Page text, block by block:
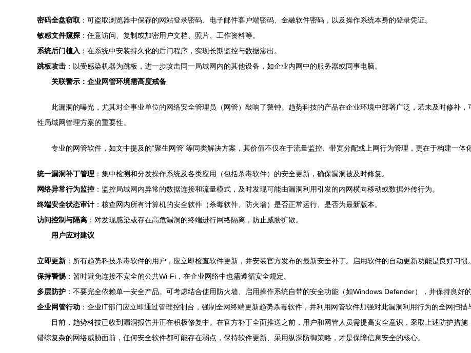
密码全盘窃取 ：可盗取浏览器中保存的网站登录密码、电子邮件客户端密码、金融软件密码，以及操作系统本身的登录凭证。
敏感文件窥探 ：任意访问、复制或加密用户文档、照片、工作资料等。
系统后门植入 ：在系统中安装持久化的后门程序，实现长期监控与数据渗出。
跳板攻击 ：以受感染机器为跳板，进一步攻击同一局域网内的其他设备，如企业内网中的服务器或同事电脑。
关联警示：企业网管环境需高度戒备
此漏洞的曝光，尤其对企事业单位的网络安全管理员（网管）敲响了警钟。趋势科技的产品在企业环境中部署广泛，若未及时修补
性局域网管理方案的重要性。
专业的网管软件，如文中提及的“聚生网管”等同类解决方案，其价值不仅在于流量监控、带宽分配或上网行为管理，更在于构建一体
统一漏洞补丁管理 ：集中检测和分发操作系统及各类应用（包括杀毒软件）的安全更新，确保漏洞被及时修复。
网络异常行为监控 ：监控局域网内异常的数据连接和流量模式，及时发现可能由漏洞利用引发的内网横向移动或数据外传行为。
终端安全状态审计 ：核查网内所有计算机的安全软件（杀毒软件、防火墙）是否正常运行、是否为最新版本。
访问控制与隔离 ：对发现感染或存在高危漏洞的终端进行网络隔离，防止威胁扩散。
用户应对建议
立即更新 ：所有趋势科技杀毒软件的用户，应立即检查软件更新，并安装官方发布的最新安全补丁。启用软件的自动更新功能是良好习惯。
保持警惕 ：暂时避免连接不安全的公共Wi-Fi，在企业网络中也需遵循安全规定。
多层防护 ：不要完全依赖单一安全产品。可考虑结合使用防火墙、启用操作系统自带的安全功能（如Windows Defender），并保持良好的
企业网管行动 ：企业IT部门应立即通过管理控制台，强制全网终端更新趋势杀毒软件，并利用网管软件加强对此漏洞利用行为的全网扫描
目前，趋势科技已收到漏洞报告并正在积极修复中。在官方补丁全面推送之前，用户和网管人员需提高安全意识，采取上述防护措
错综复杂的网络威胁面前，任何安全软件都可能存在弱点，保持软件更新、采用纵深防御策略，才是保障信息安全的核心。